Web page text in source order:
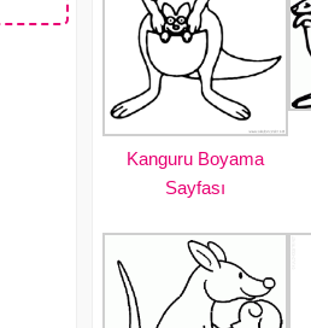
Kanguru Boyama
Sayfası